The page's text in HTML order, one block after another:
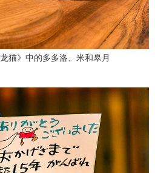
猫》中的多多洛、米和皋月